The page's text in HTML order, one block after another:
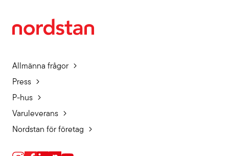
Allmänna frågor
Press
P-hus
Varuleverans
Nordstan för företag